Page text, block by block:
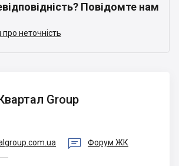
Повідомте нам
неточність
Group
 Форум ЖК